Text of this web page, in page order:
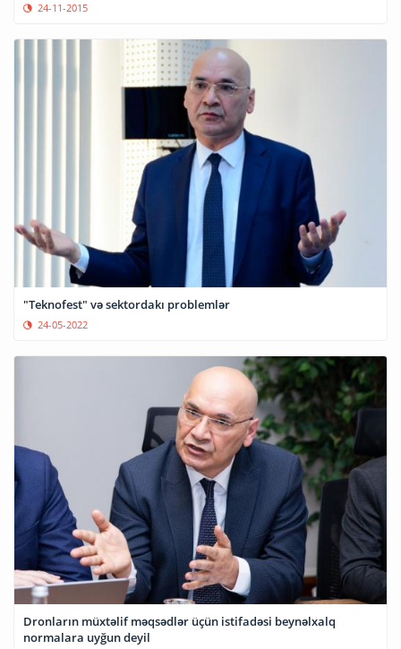
24-11-2015
"Teknofest" və sektordakı problemlər
24-05-2022
Dronların müxtəlif məqsədlər üçün istifadəsi beynəlxalq
normalara uyğun deyil